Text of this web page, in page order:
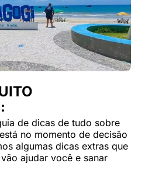
de dicas de tudo sobre
no momento de decisão
algumas dicas extras que
ajudar você e sanar